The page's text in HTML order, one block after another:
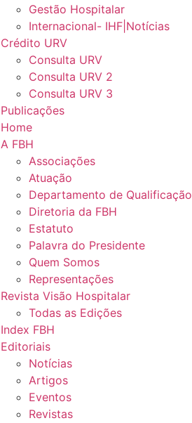
Gestão Hospitalar
Internacional- IHF|Notícias
Crédito URV
Consulta URV
Consulta URV 2
Consulta URV 3
Publicações
Home
A FBH
Associações
Atuação
Departamento de Qualificação
Diretoria da FBH
Estatuto
Palavra do Presidente
Quem Somos
Representações
Revista Visão Hospitalar
Todas as Edições
Index FBH
Editoriais
Notícias
Artigos
Eventos
Revistas